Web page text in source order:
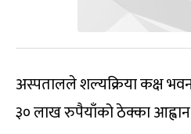
अस्पतालले शल्यक्रिया कक्ष
३० लाख रुपैयाँको ठेक्का आह्वान